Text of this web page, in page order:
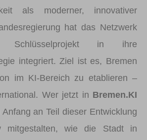
als moderner, innovativer
hat das Netzwerk
Schlüsselprojekt in ihre
integriert. Ziel ist es, Bremen
im KI-Bereich zu etablieren –
Wer jetzt in Bremen.KI
an Teil dieser Entwicklung
mitgestalten, wie die Stadt in